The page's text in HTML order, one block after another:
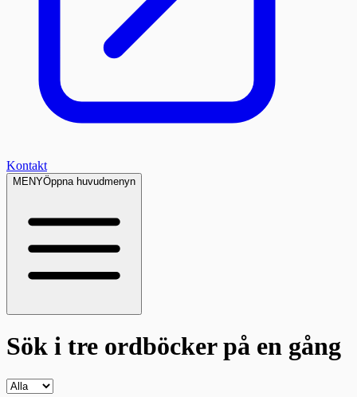
Kontakt
MENYÖppna huvudmenyn
Sök i tre ordböckerpå en gång